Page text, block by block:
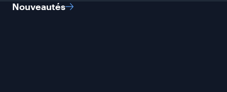
Nouveautés